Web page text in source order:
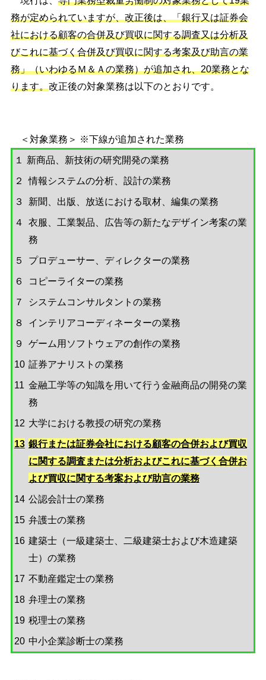
務が定められていますが、改正後は、「銀行又は証券会
社における顧客の合併及び買収に関する調査又は分析及
びこれに基づく合併及び買収に関する考案及び助言の業
務」（いわゆるＭ＆Ａの業務）が追加され、20業務とな
ります。改正後の対象業務は以下のとおりです。
＜対象業務＞ ※下線が追加された業務
１
新商品、新技術の研究開発の業務
２
情報システムの分析、設計の業務
３
新聞、出版、放送における取材、編集の業務
４
衣服、工業製品、広告等の新たなデザイン考案の業
務
５
プロデューサー、ディレクターの業務
６
コピーライターの業務
７
システムコンサルタントの業務
８
インテリアコーディネーターの業務
９
ゲーム用ソフトウェアの創作の業務
10 証券アナリストの業務
11 金融工学等の知識を用いて行う金融商品の開発の業
務
12 大学における教授の研究の業務
13 銀行または証券会社における顧客の合併および買収
に関する調査または分析およびこれに基づく合併お
よび買収に関する考案および助言の業務
14 公認会計士の業務
15 弁護士の業務
16 建築士（一級建築士、二級建築士および木造建築
士）の業務
17 不動産鑑定士の業務
18 弁理士の業務
19 税理士の業務
20 中小企業診断士の業務